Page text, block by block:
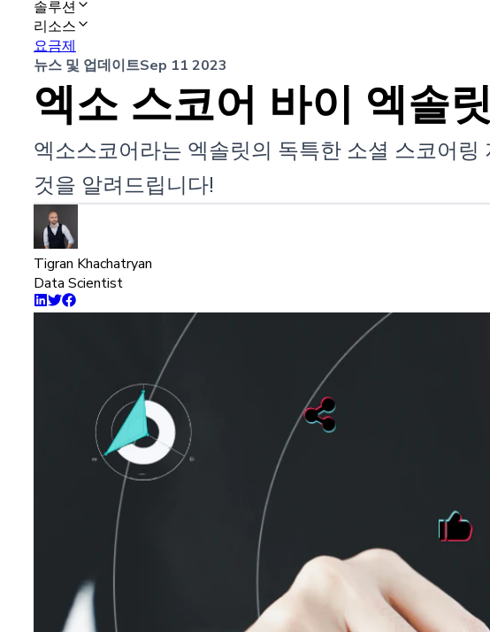
솔루션
리소스
요금제
뉴스 및 업데이트Sep 11 2023
엑소 스코어 바이 엑솔
엑소스코어라는 엑솔릿의 독특한 소셜 스코어
것을 알려드립니다!
Tigran Khachatryan
Data Scientist